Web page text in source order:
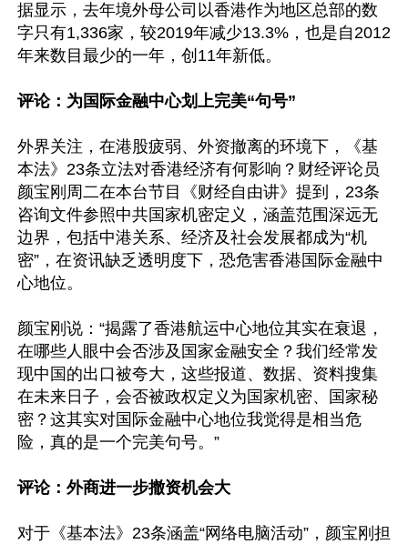
据显示，去年境外母公司以香港作为地区总部的数
字只有1,336家，较2019年减少13.3%，也是自2012
年来数目最少的一年，创11年新低。
评论：为国际金融中心划上完美“句号”
外界关注，在港股疲弱、外资撤离的环境下，《基
本法》23条立法对香港经济有何影响？财经评论员
颜宝刚周二在本台节目《财经自由讲》提到，23条
咨询文件参照中共国家机密定义，涵盖范围深远无
边界，包括中港关系、经济及社会发展都成为“机
密”，在资讯缺乏透明度下，恐危害香港国际金融中
心地位。
颜宝刚说：“揭露了香港航运中心地位其实在衰退，
在哪些人眼中会否涉及国家金融安全？我们经常发
现中国的出口被夸大，这些报道、数据、资料搜集
在未来日子，会否被政权定义为国家机密、国家秘
密？这其实对国际金融中心地位我觉得是相当危
险，真的是一个完美句号。”
评论：外商进一步撤资机会大
对于《基本法》23条涵盖“网络电脑活动”，颜宝刚担